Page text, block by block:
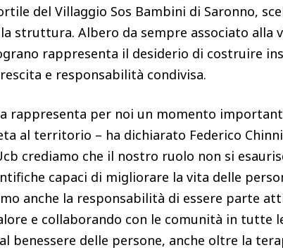
del Villaggio Sos Bambini di Saronno,
struttura. Albero da sempre associato alla
rappresenta il desiderio di costruire
e responsabilità condivisa.
rappresenta per noi un momento
al territorio – ha dichiarato Federico
crediamo che il nostro ruolo non si
capaci di migliorare la vita delle
anche la responsabilità di essere parte
e collaborando con le comunità in tutte
benessere delle persone, anche oltre la